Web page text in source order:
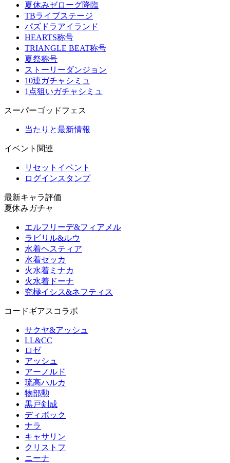
夏休みゼローグ降臨
TBライブステージ
パズドラアイランド
HEARTS称号
TRIANGLE BEAT称号
夏祭称号
ストーリーダンジョン
10連ガチャシミュ
1点狙いガチャシミュ
スーパーゴッドフェス
当たりと最新情報
イベント関連
リセットイベント
ログインスタンプ
最新キャラ評価
夏休みガチャ
エルフリーデ&フィアメル
ラビリル&ルウ
水着ヘスティア
水着セッカ
火水着ミナカ
火水着ドーナ
究極イシス&ネフティス
コードギアスコラボ
サクヤ&アッシュ
LL&CC
ロゼ
アッシュ
アーノルド
琉高ハルカ
物部勲
黒戸剣成
ディボック
ナラ
キャサリン
クリストフ
ニーナ